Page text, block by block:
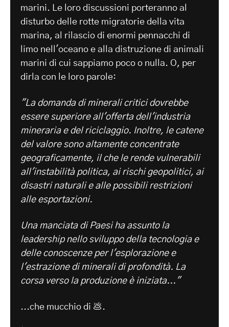
marini. Le loro discussioni porteranno al
disturbo delle rotte migratorie della vita
marina, al rilascio di enormi pennacchi di
limo nell'oceano e alla distruzione di animali
marini di cui sappiamo poco o nulla. O, per
dirla con le loro parole:
"La domanda di minerali critici dovrebbe
essere superiore all'offerta dell'industria
mineraria e del riciclaggio. Inoltre, le catene
del valore sono altamente concentrate
geograficamente, il che le rende vulnerabili
all'instabilità politica, ai rischi geopolitici, ai
disastri naturali e alle possibili restrizioni
alle esportazioni.
Una manciata di Paesi ha assunto la
leadership nello sviluppo della tecnologia e
delle conoscenze per l'esplorazione e
l'estrazione di minerali di profondità. La
corsa verso la produzione è iniziata..."
...che mucchio di 💩.